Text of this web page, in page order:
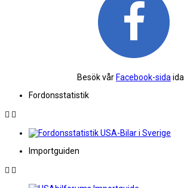
Besök vår Facebook-sida
Fordonsstatistik
Importguiden